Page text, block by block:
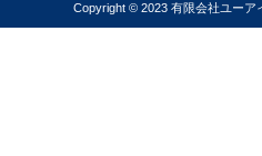
Copyright © 2023 有限会社ユーア